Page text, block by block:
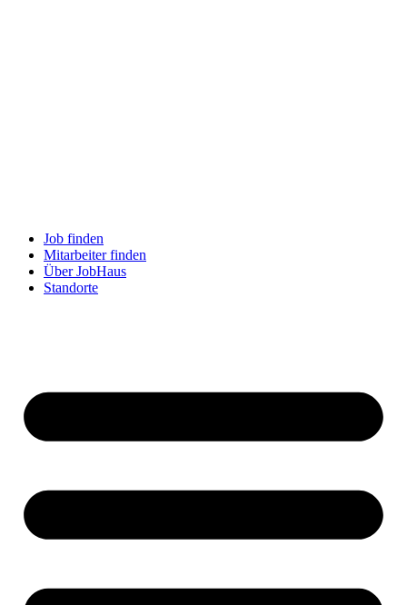
Job finden
Mitarbeiter finden
Über JobHaus
Standorte